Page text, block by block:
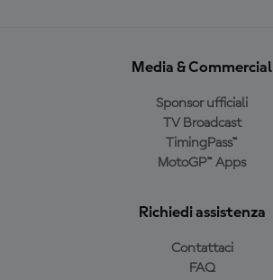
Media & Commercial
Sponsor ufficiali
TV Broadcast
TimingPass™
MotoGP™ Apps
Richiedi assistenza
Contattaci
FAQ